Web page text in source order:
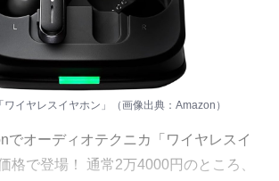
イヤレスイヤホン」（画像出典：Amazon）
でオーディオテクニカ「ワイヤレスイ
格で登場！ 通常2万4000円のところ、